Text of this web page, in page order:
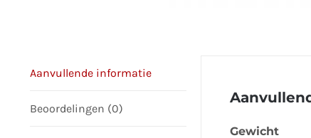
Aanvullende informatie
Beoordelingen (0)
Gewicht